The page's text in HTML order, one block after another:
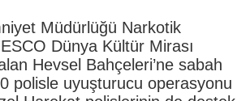
Müdürlüğü Narkotik
Dünya Kültür Mirası
Hevsel Bahçeleri’ne sabah
polisle uyuşturucu operasyonu